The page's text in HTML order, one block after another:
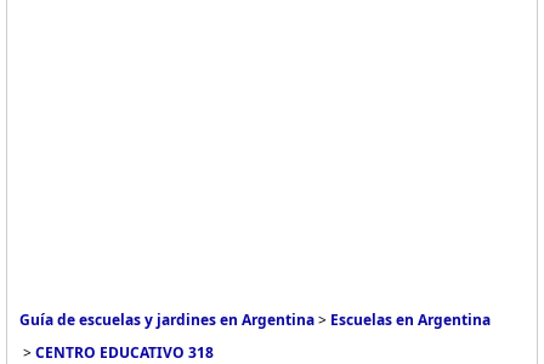
Guía de escuelas y jardines en Argentina> Escuelas en Argentina
>CENTRO EDUCATIVO 318